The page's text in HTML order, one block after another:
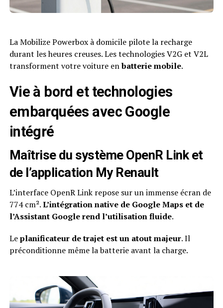
La Mobilize Powerbox à domicile pilote la recharge
durant les heures creuses. Les technologies V2G et V2L
transforment votre voiture enbatterie mobile.
Vie à bord et technologies
embarquées avec Google
intégré
Maîtrise du système OpenR Link et
de l’application My Renault
L’interface OpenR Link repose sur un immense écran de
774 cm².L’intégration native de Google Maps et de
l’Assistant Google rend l’utilisation fluide.
Leplanificateur de trajet est un atout majeur. Il
préconditionne même la batterie avant la charge.